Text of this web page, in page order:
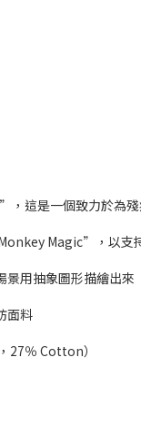
這是一個致力於為
Magic”，以支
用抽象圖形描繪出來
面料
％ Cotton）